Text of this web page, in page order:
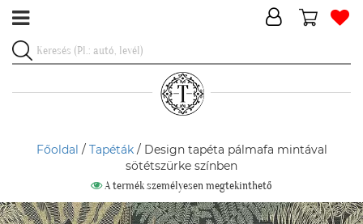
Főoldal / Tapéták/ Design tapéta pálmafa mintával
sötétszürke színben
A termék személyesen megtekinthető